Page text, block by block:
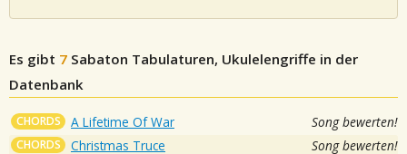
Es gibt 7 Sabaton Tabulaturen, Ukulelengriffe in der
Datenbank
CHORDS A Lifetime Of War Song bewerten!
CHORDS Christmas Truce Song bewerten!